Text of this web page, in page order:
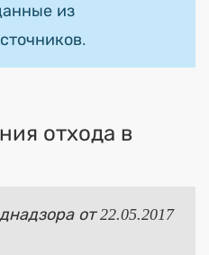
из
отхода в
от 22.05.2017